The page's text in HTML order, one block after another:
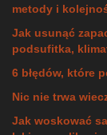
metody i
Jak usunąć
podsufitka,
6 błędów, które
Nic nie trwa
Jak woskować